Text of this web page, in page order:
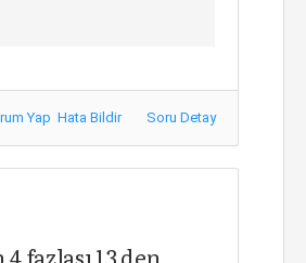
Yap Hata Bildir Soru Detay